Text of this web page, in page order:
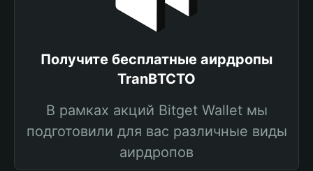
Получите бесплатные аирдропы
TranBTCTO
В рамках акций Bitget Wallet мы
подготовили для вас различные виды
аирдропов